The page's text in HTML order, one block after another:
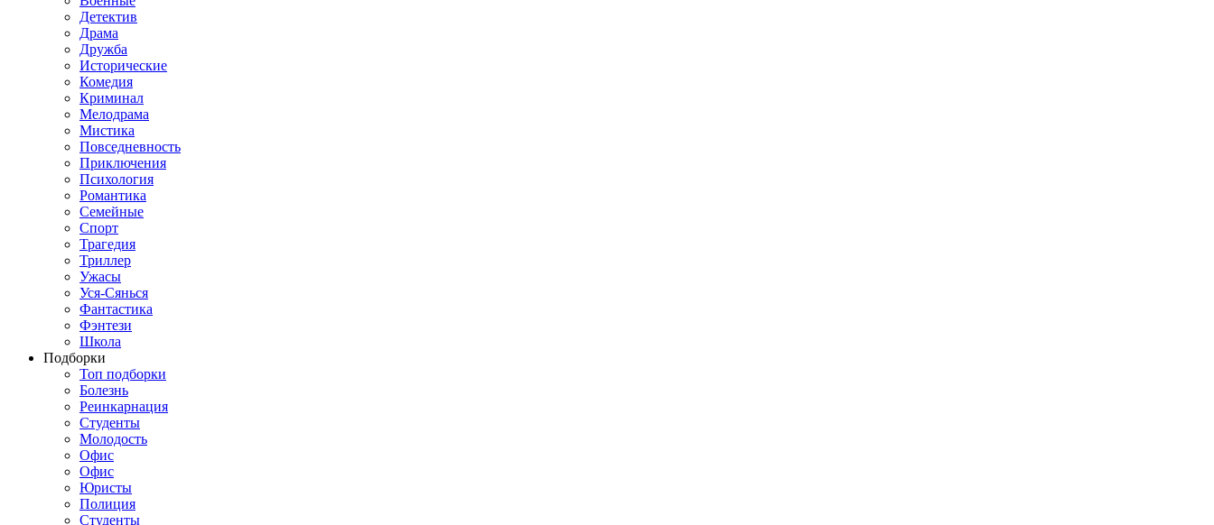
Детектив
Драма
Дружба
Исторические
Комедия
Криминал
Мелодрама
Мистика
Повседневность
Приключения
Психология
Романтика
Семейные
Спорт
Трагедия
Триллер
Ужасы
Уся-Сянься
Фантастика
Фэнтези
Школа
Подборки
Топ подборки
Болезнь
Реинкарнация
Студенты
Молодость
Офис
Офис
Юристы
Полиция
Студенты